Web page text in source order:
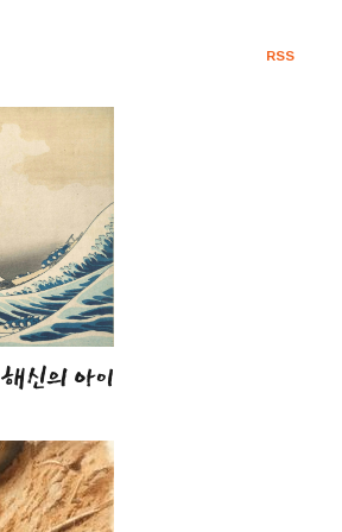
RSS
해신의 아이